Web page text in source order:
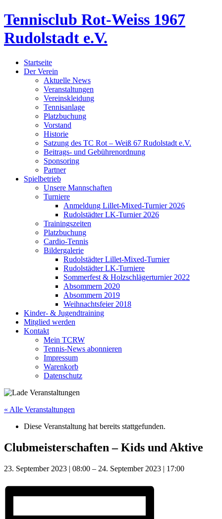
Tennisclub Rot-Weiss 1967
Rudolstadt e.V.
Startseite
Der Verein
Aktuelle News
Veranstaltungen
Vereinskleidung
Tennisanlage
Platzbuchung
Vorstand
Historie
Satzung des TC Rot – Weiß 67 Rudolstadt e.V.
Beitrags- und Gebührenordnung
Sponsoring
Partner
Spielbetrieb
Unsere Mannschaften
Turniere
Anmeldung Lillet-Mixed-Turnier 2026
Rudolstädter LK-Turnier 2026
Trainingszeiten
Platzbuchung
Cardio-Tennis
Bildergalerie
Rudolstädter Lillet-Mixed-Turnier
Rudolstädter LK-Turniere
Sommerfest & Holzschlägerturnier 2022
Absommern 2020
Absommern 2019
Weihnachtsfeier 2018
Kinder- & Jugendtraining
Mitglied werden
Kontakt
Mein TCRW
Tennis-News abonnieren
Impressum
Warenkorb
Datenschutz
« Alle Veranstaltungen
Diese Veranstaltung hat bereits stattgefunden.
Clubmeisterschaften – Kids und Aktive
23. September 2023 | 08:00 – 24. September 2023 | 17:00